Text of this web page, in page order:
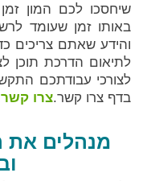
שיחסכו לכם המון
באותו זמן שעומד
והידע שאתם צריכים
לתיאום הדרכת תוכן
בדף צרו קשר.צרו קשר.
מנהלים את